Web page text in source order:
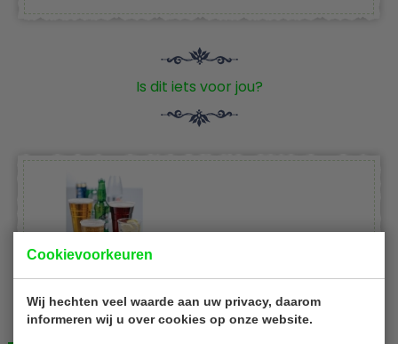
Cookievoorkeuren
Wij hechten veel waarde aan uw privacy, daarom
informeren wij u over cookies op onze website.
Is dit iets voor jou?
Recyclebaar
Olympia U380
Inhoud 570 ml